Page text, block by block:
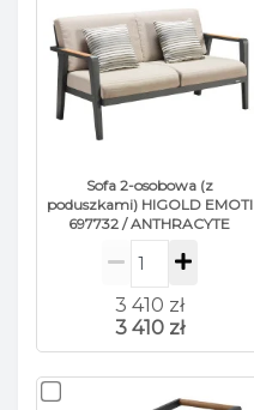
Sofa 2-osobowa (z
poduszkami) HIGOLD EMOTI
697732 / ANTHRACYTE
3 410 zł
3 410 zł